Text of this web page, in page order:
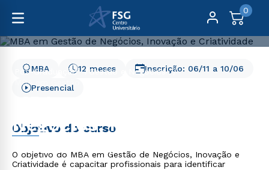
0
Pós-Graduação
Gestão e Negócios
MBA em Gestão de Negócios, Inovação e Criatividade
Negócios, Inovação e
Criatividade
12 meses
MBA
Presencial
Inscrição: 06/11 a 10/06
Objetivo do curso
O objetivo do MBA em Gestão de Negócios, Inovação e
Criatividade é capacitar profissionais para identificar